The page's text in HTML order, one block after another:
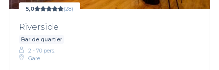
5,0 (28)
Riverside
Bar de quartier
2 - 70 pers.
Gare